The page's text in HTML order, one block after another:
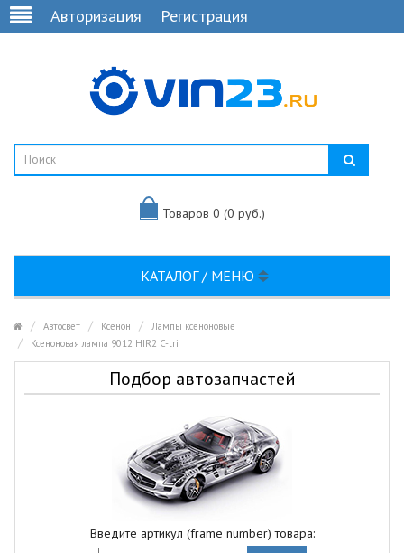
Авторизация Регистрация
Товаров 0 (0 руб.)
КАТАЛОГ / МЕНЮ
Автосвет Ксенон
Лампы ксеноновые
Ксеноновая лампа 9012 HIR2 C-tri
Подбор автозапчастей
Введите артикул (frame number) товара: